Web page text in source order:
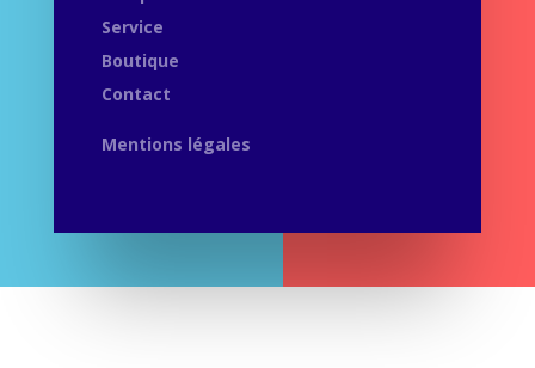
Service
Boutique
Contact
Mentions légales